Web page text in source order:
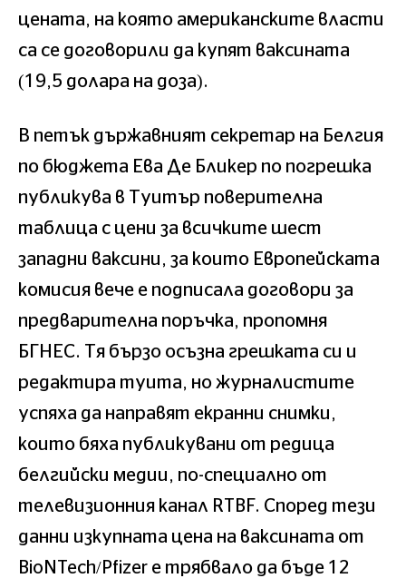
цената, на която американските власти
са се договорили да купят ваксината
(19,5 долара на доза).
В петък държавният секретар на Белгия
по бюджета Ева Де Бликер по погрешка
публикува в Туитър поверителна
таблица с цени за всичките шест
западни ваксини, за които Европейската
комисия вече е подписала договори за
предварителна поръчка, пропомня
БГНЕС. Тя бързо осъзна грешката си и
редактира туита, но журналистите
успяха да направят екранни снимки,
които бяха публикувани от редица
белгийски медии, по-специално от
телевизионния канал RTBF. Според тези
данни изкупната цена на ваксината от
BioNTech/Pfizer е трябвало да бъде 12